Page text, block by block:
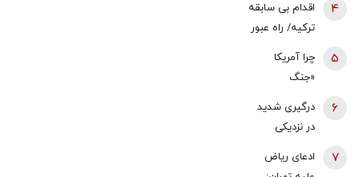
یک‌کاناله دلار
در برابر جهش
قیمت طلا |
سکه ۲.۳
میلیون گران
اقدام بی سابقه
ترکیه/ راه عبور
شد
4
چرا آمریکا
«جنگ
نفتکش‌ها» را
در تنگه هرمز
دوباره اجرا
نمی‌کند؟ |
5
درگیری شدید
در نزدیکی
حمله
6
ادعای ریاض
7